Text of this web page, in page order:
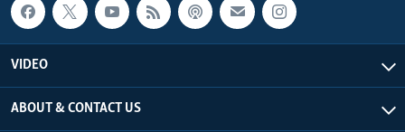
VIDEO
ABOUT & CONTACT US